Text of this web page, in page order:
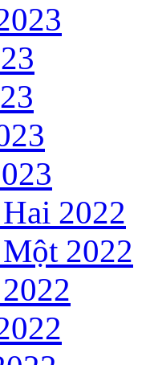
2022
2022